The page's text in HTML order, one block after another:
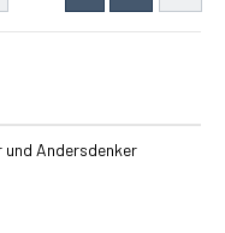
Andersdenker